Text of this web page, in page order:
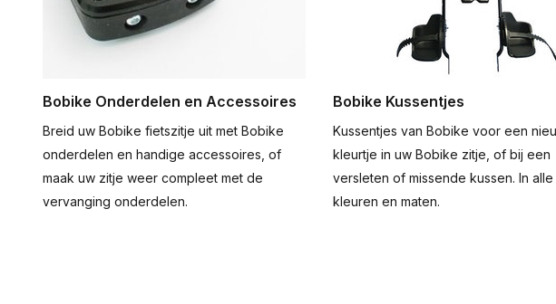
Bobike Onderdelen en Accessoires
Breid uw Bobike fietszitje uit met Bobike
onderdelen en handige accessoires, of
maak uw zitje weer compleet met de
vervanging onderdelen.
Bobike Kussentjes
Kussentjes van Bobike voor een
kleurtje in uw Bobike zitje, of bij een
versleten of missende kussen. In alle
kleuren en maten.